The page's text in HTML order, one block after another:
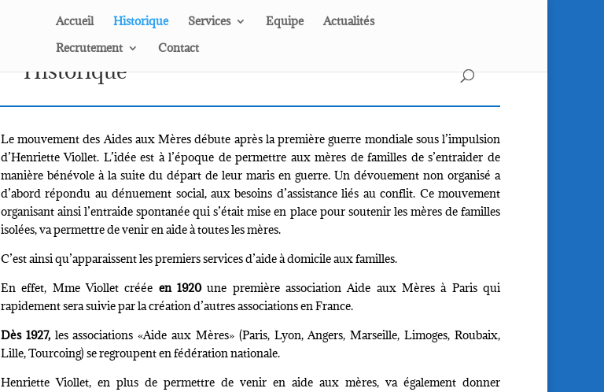
Accueil Historique Services Equipe
Actualités
Recrutement
Contact
Historique
Le mouvement des Aides aux Mères débute après la première guerre mondiale sous l’impulsion
d’Henriette Viollet. L’idée est à l’époque de permettre aux mères de familles de s’entraider de
manière bénévole à la suite du départ de leur maris en guerre. Un dévouement non organisé a
d’abord répondu au dénuement social, aux besoins d’assistance liés au conflit. Ce mouvement
organisant ainsi l’entraide spontanée qui s’était mise en place pour soutenir les mères de familles
isolées, va permettre de venir en aide à toutes les mères.
C’est ainsi qu’apparaissent les premiers services d’aide à domicile aux familles.
En effet, Mme Viollet créée en 1920une première association Aide aux Mères à Paris qui
rapidement sera suivie par la création d’autres associations en France.
Dès 1927,les associations «Aide aux Mères» (Paris, Lyon, Angers, Marseille, Limoges, Roubaix,
Lille, Tourcoing) se regroupent en fédération nationale.
Henriette Viollet, en plus de permettre de venir en aide aux mères, va également donner